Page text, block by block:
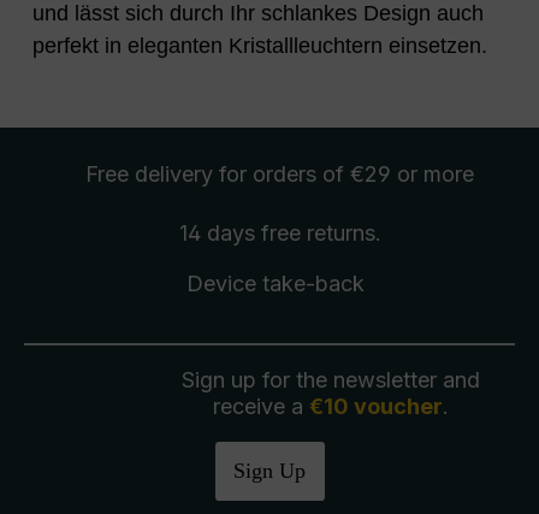
und lässt sich durch Ihr schlankes Design auch
perfekt in eleganten Kristallleuchtern einsetzen.
Free delivery for orders of €29 or more
14 days free returns.
Device take-back
Sign up for the newsletter and
receive a €10 voucher.
Sign Up